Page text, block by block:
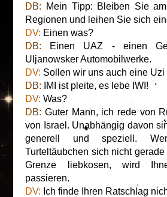
DB: Mein Tipp: Bleiben Sie
Regionen und leihen Sie sich
DV: Einen was?
DB: Einen UAZ - einen
Uljanowsker Automobilwerke.
DV: Sollen wir uns auch eine
DB: IMI ist pleite, es lebe IWI!
DV: Was?
DB: Guter Mann, ich rede von
von Israel. Unabhängig davon
generell und speziell.
Turteltäubchen sich nicht
Grenze liebkosen, wird
passieren.
DV: Ich finde Ihren Ratschlag